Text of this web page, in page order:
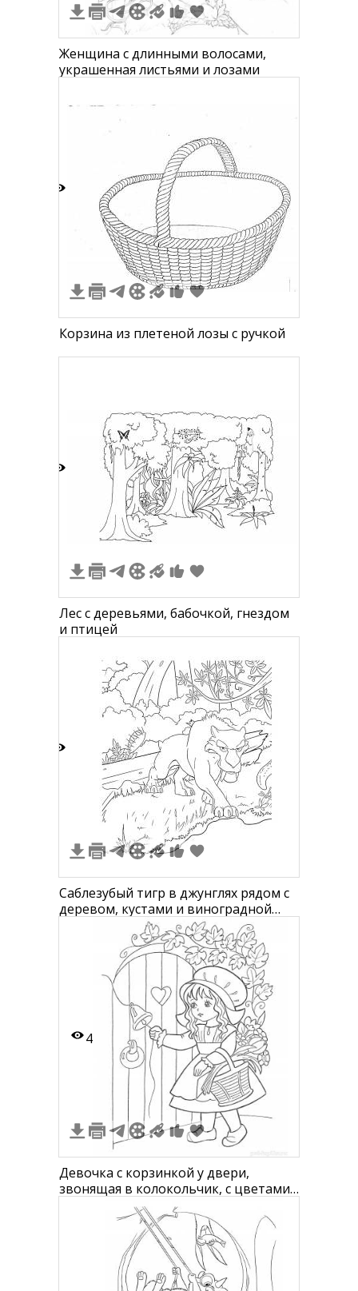
Женщина с длинными волосами,
украшенная листьями и лозами
Корзина из плетеной лозы с ручкой
Лес с деревьями, бабочкой, гнездом
и птицей
Саблезубый тигр в джунглях рядом с
деревом, кустами и виноградной
4
Девочка с корзинкой у двери,
звонящая в колокольчик, с цветами
за спиной и лозами с листьями над